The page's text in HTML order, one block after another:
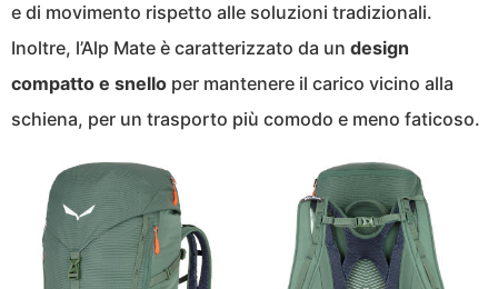
e di movimento rispetto alle soluzioni tradizionali.
Inoltre, l’Alp Mate è caratterizzato da un design
compatto e snello per mantenere il carico vicino alla
schiena, per un trasporto più comodo e meno faticoso.